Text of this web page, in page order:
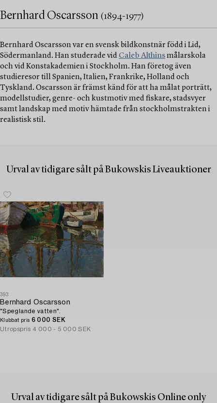
Bernhard Oscarsson (1894-1977)
Bernhard Oscarsson var en svensk bildkonstnär född i Lid,
Södermanland. Han studerade vid Caleb Althinsmålarskola
och vid Konstakademien i Stockholm. Han företog även
studieresor till Spanien, Italien, Frankrike, Holland och
Tyskland. Oscarsson är främst känd för att ha målat porträtt,
modellstudier, genre- och kustmotiv med fiskare, stadsvyer
samt landskap med motiv hämtade från stockholmstrakten i
realistisk stil.
Urval av tidigare sålt på Bukowskis Liveauktioner
393
Bernhard Oscarsson
"Speglande vatten".
Klubbat pris 6 000 SEK
Utropspris 4 000 - 5 000 SEK
Urval av tidigare sålt på Bukowskis Online only